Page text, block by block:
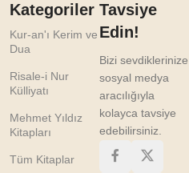
Kategoriler
Kur-an'ı Kerim ve
Dua
Risale-i Nur
Külliyatı
Mehmet Yıldız
Kitapları
Tüm Kitaplar
Tavsiye
Edin!
Bizi sevdiklerinize
sosyal medya
aracılığıyla
kolayca tavsiye
edebilirsiniz.